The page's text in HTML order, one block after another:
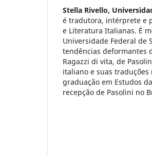
Stella Rivello,
é tradutora, intérprete e
e Literatura Italianas. É
Universidade Federal de
tendências deformantes
Ragazzi di vita, de
italiano e suas
graduação em Estudos
recepção de Pasolini no